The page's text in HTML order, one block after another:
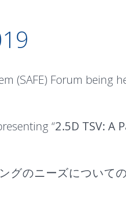
(SAFE) Forum being
“2.5D TSV: A
グのニーズについて